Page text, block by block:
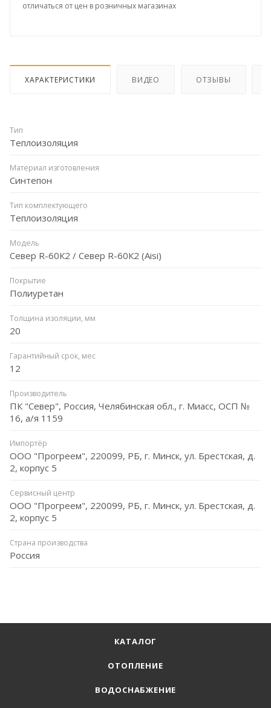
отличаться от цен в розничных магазинах
ХАРАКТЕРИСТИКИ ВИДЕО ОТЗЫВЫ
Тип
Теплоизоляция
Материал изготовления
Синтепон
Тип комплектующего
Теплоизоляция
Модель
Север R-60К2 / Север R-60К2 (Aisi)
Покрытие
Полиуретан
Толщина изоляции, мм
20
Гарантийный срок, мес
12
Производитель
ПК "Север", Россия, Челябинская обл., г. Миасс, ОСП №
16, а/я 1159
Импортёр
ООО "Прогреем", 220099, РБ, г. Минск, ул. Брестская, д.
2, корпус 5
Сервисный центр
ООО "Прогреем", 220099, РБ, г. Минск, ул. Брестская, д.
2, корпус 5
Страна производства
Россия
КАТАЛОГ
ОТОПЛЕНИЕ
ВОДОСНАБЖЕНИЕ